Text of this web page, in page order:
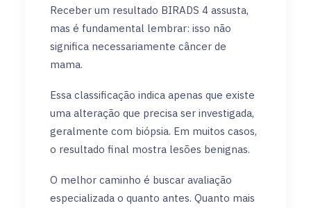
Receber um resultado BIRADS 4 assusta,
mas é fundamental lembrar: isso não
significa necessariamente câncer de
mama.
Essa classificação indica apenas que existe
uma alteração que precisa ser investigada,
geralmente com biópsia. Em muitos casos,
o resultado final mostra lesões benignas.
O melhor caminho é buscar avaliação
especializada o quanto antes. Quanto mais